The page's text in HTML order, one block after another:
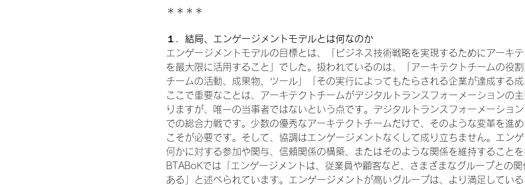
＊＊＊＊
１．結局、エンゲージメントモデルとは何なのか
エンゲージメントモデルの目標とは、「ビジネス技術戦略を実現するためにアーキ
を最大限に活用すること」でした。扱われているのは、「アーキテクトチームの役
チームの活動、成果物、ツール」「その実行によってもたらされる企業が達成する成
ここで重要なことは、アーキテクトチームがデジタルトランスフォーメーションの
りますが、唯一の当事者ではないという点です。デジタルトランスフォーメーショ
での総合力戦です。少数の優秀なアーキテクトチームだけで、そのような変革を進
こそが必要です。そして、協調はエンゲージメントなくして成り立ちません。エンゲ
何かに対する参加や関与、信頼関係の構築、またはそのような関係を維持することを
BTABoKでは「エンゲージメントは、従業員や顧客など、さまざまなグループとの
ある」と述べられています。エンゲージメントが高いグループは、より満足してい